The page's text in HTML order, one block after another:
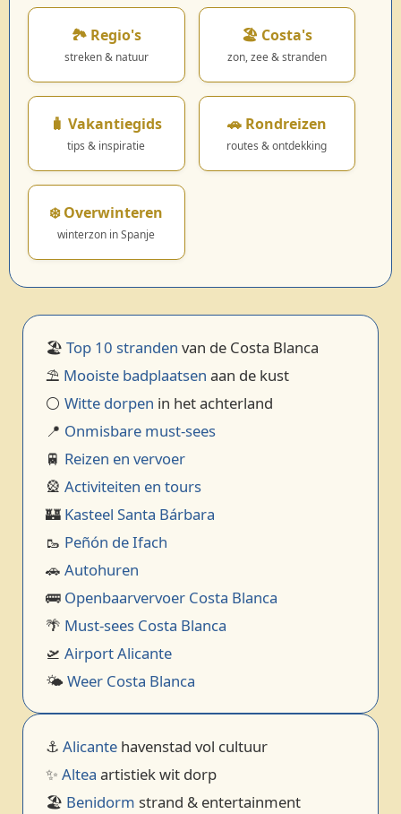
🏞️ Regio's
streken & natuur
🏖️ Costa's
zon, zee & stranden
🧳 Vakantiegids
tips & inspiratie
🚗 Rondreizen
routes & ontdekking
❄️ Overwinteren
winterzon in Spanje
🏖️ Top 10 stranden van de Costa Blanca
⛱️ Mooiste badplaatsen aan de kust
⚪ Witte dorpen in het achterland
📍 Onmisbare must-sees
🚆 Reizen en vervoer
🎡 Activiteiten en tours
🏰 Kasteel Santa Bárbara
🥾 Peñón de Ifach
🚗 Autohuren
🚌 Openbaarvervoer Costa Blanca
🌴 Must-sees Costa Blanca
🛫 Airport Alicante
🌤️Weer Costa Blanca
⚓ Alicante havenstad vol cultuur
✨ Altea artistiek wit dorp
🏖️ Benidorm strand & entertainment